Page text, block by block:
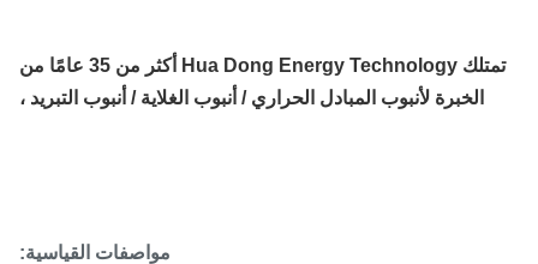
تمتلك Hua Dong Energy Technology أكثر من 35 عامًا من
الخبرة لأنبوب المبادل الحراري / أنبوب الغلاية / أنبوب التبريد ،
مواصفات القياسية: